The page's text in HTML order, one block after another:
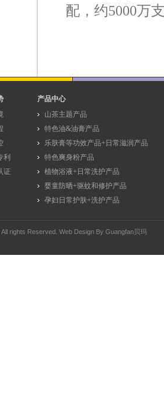
配，约5000万
利
证
产品中心
山茶主题产品
特色油&油膏产品
乐肤膏等功效产品+日常滋润产品
特色爽身粉产品
植物浴液+日常洗护产品
婴童防晒+驱蚊和修护产品
孕妇日常护肤+洗护产品
rights Reserved. Web Design By Guangfan贝玛